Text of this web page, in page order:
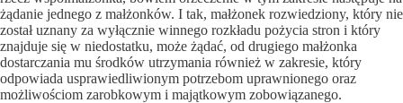
żądanie jednego z małżonków. I tak, małżonek rozwiedziony, który nie
został uznany za wyłącznie winnego rozkładu pożycia stron i który
znajduje się w niedostatku, może żądać, od drugiego małżonka
dostarczania mu środków utrzymania również w zakresie, który
odpowiada usprawiedliwionym potrzebom uprawnionego oraz
możliwościom zarobkowym i majątkowym zobowiązanego.